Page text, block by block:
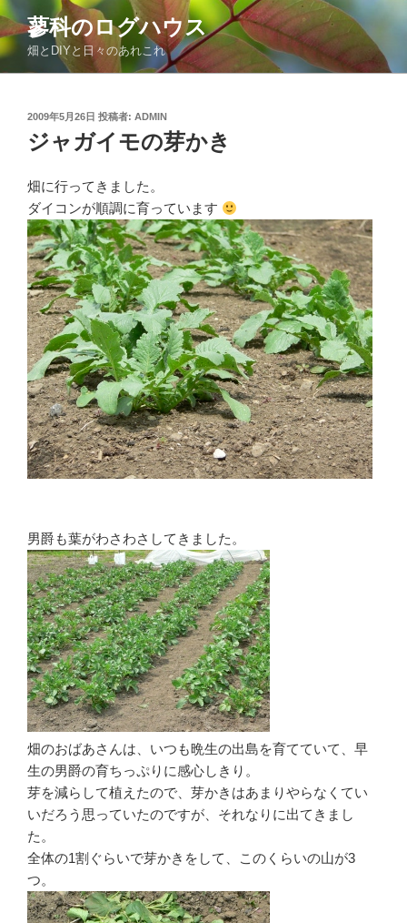
コ
ン
テ
ン
蓼科のログハウス
畑とDIYと日々のあれこれ
投
稿
日:
2009年5月26日 投稿者: ADMIN
ジャガイモの芽かき
畑に行ってきました。
ダイコンが順調に育っています
男爵も葉がわさわさしてきました。
畑のおばあさんは、いつも晩生の出島を育てていて、早
生の男爵の育ちっぷりに感心しきり。
芽を減らして植えたので、芽かきはあまりやらなくてい
いだろう思っていたのですが、それなりに出てきまし
た。
全体の1割ぐらいで芽かきをして、このくらいの山が3
つ。